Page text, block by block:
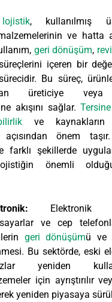
, kullanılmış
ve hatta
geri dönüşüm,
içeren bir
Bu süreç,
üreticiye
akışını sağlar.
ve kaynakların
açısından önem
farklı şekillerde
önemli
Elektronik
ve cep
geri dönüşümü ve
Bu sektörde, eski
yeniden
için ayrıştırılır
yeniden piyasaya